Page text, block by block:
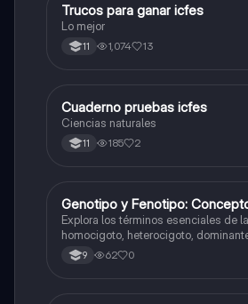
Química
Trucos para ganar icfes
Lo mejor
11 1,074 13
Biologia
Cuaderno pruebas icfes
Ciencias naturales
11 185 2
GBiologia
Genotipo y Fenotipo:
Explora los términos esenciales de
homocigoto, heterocigoto,
9 62 0